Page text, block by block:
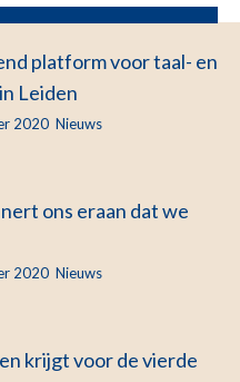
platform voor taal- en
Leiden
2020 Nieuws
ons eraan dat we
2020 Nieuws
krijgt voor de vierde